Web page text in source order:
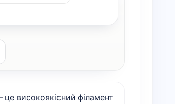
це високоякісний філамент